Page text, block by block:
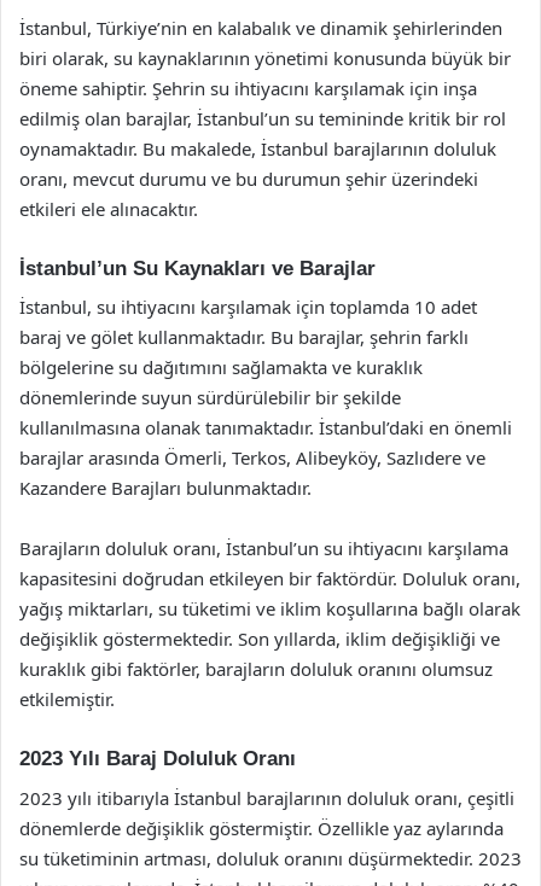
İstanbul, Türkiye’nin en kalabalık ve dinamik şehirlerinden
biri olarak, su kaynaklarının yönetimi konusunda büyük bir
öneme sahiptir. Şehrin su ihtiyacını karşılamak için inşa
edilmiş olan barajlar, İstanbul’un su temininde kritik bir rol
oynamaktadır. Bu makalede, İstanbul barajlarının doluluk
oranı, mevcut durumu ve bu durumun şehir üzerindeki
etkileri ele alınacaktır.
İstanbul’un Su Kaynakları ve Barajlar
İstanbul, su ihtiyacını karşılamak için toplamda 10 adet
baraj ve gölet kullanmaktadır. Bu barajlar, şehrin farklı
bölgelerine su dağıtımını sağlamakta ve kuraklık
dönemlerinde suyun sürdürülebilir bir şekilde
kullanılmasına olanak tanımaktadır. İstanbul’daki en önemli
barajlar arasında Ömerli, Terkos, Alibeyköy, Sazlıdere ve
Kazandere Barajları bulunmaktadır.
Barajların doluluk oranı, İstanbul’un su ihtiyacını karşılama
kapasitesini doğrudan etkileyen bir faktördür. Doluluk oranı,
yağış miktarları, su tüketimi ve iklim koşullarına bağlı olarak
değişiklik göstermektedir. Son yıllarda, iklim değişikliği ve
kuraklık gibi faktörler, barajların doluluk oranını olumsuz
etkilemiştir.
2023 Yılı Baraj Doluluk Oranı
2023 yılı itibarıyla İstanbul barajlarının doluluk oranı, çeşitli
dönemlerde değişiklik göstermiştir. Özellikle yaz aylarında
su tüketiminin artması, doluluk oranını düşürmektedir. 2023